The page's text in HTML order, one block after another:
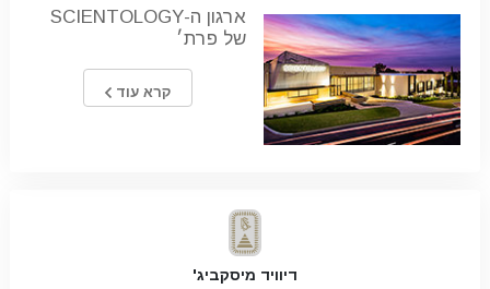
ארגון ה-SCIENTOLOGY
של פרת׳
קרא עוד
דיוויד מיסקביג'